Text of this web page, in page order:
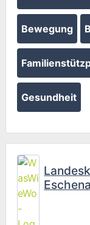
Bewegung
Gesundheit